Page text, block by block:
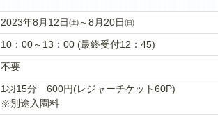
2023年8月12日㈯～8月20日㈰
10：00～13：00 (最終受付12：45)
不要
1羽15分 600円(レジャーチケット60P)
※別途入園料